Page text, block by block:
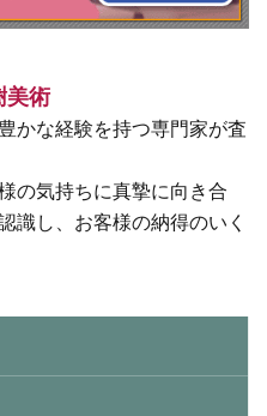
美術
かな経験を持つ専門家が査
の気持ちに真摯に向き合
識し、お客様の納得のいく